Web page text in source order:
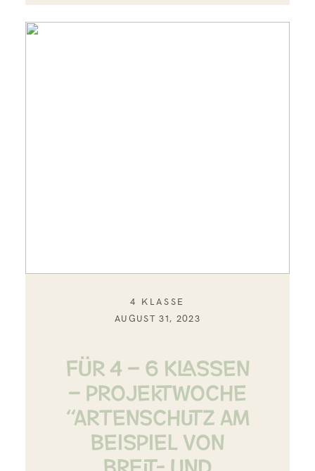
4 KLASSE
AUGUST 31, 2023
FÜR 4 – 6 KLASSEN
– PROJEKTWOCHE
“ARTENSCHUTZ AM
BEISPIEL VON
BREIT- UND